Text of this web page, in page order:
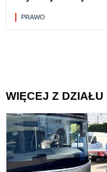
PRAWO
WIĘCEJ Z DZIAŁU